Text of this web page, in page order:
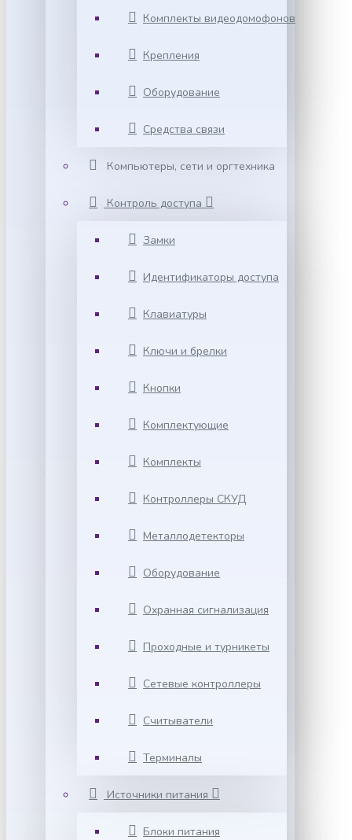
Комплекты видеодомофонов
Крепления
Оборудование
Средства связи
Компьютеры, сети и оргтехника
Контроль доступа
Замки
Идентификаторы доступа
Клавиатуры
Ключи и брелки
Кнопки
Комплектующие
Комплекты
Контроллеры СКУД
Металлодетекторы
Оборудование
Охранная сигнализация
Проходные и турникеты
Сетевые контроллеры
Считыватели
Терминалы
Источники питания
Блоки питания